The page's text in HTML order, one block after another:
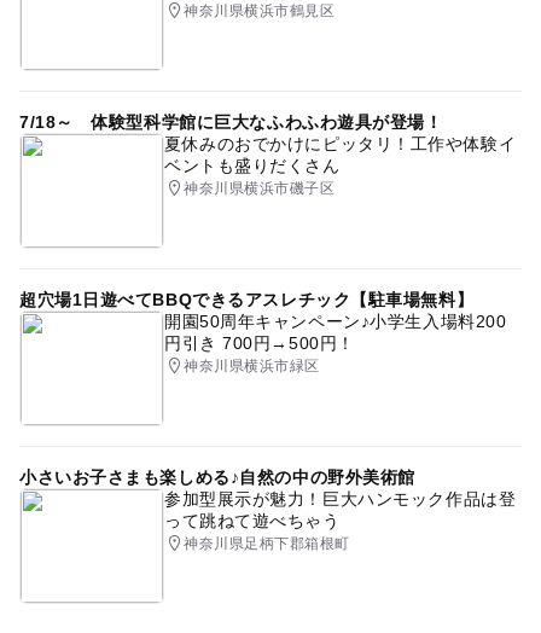
神奈川県横浜市鶴見区
7/18～ 体験型科学館に巨大なふわふわ遊具が登場！
夏休みのおでかけにピッタリ！工作や体験イ
ベントも盛りだくさん
神奈川県横浜市磯子区
超穴場1日遊べてBBQできるアスレチック【駐車場無料】
開園50周年キャンペーン♪小学生入場料200
円引き 700円→500円！
神奈川県横浜市緑区
小さいお子さまも楽しめる♪自然の中の野外美術館
参加型展示が魅力！巨大ハンモック作品は登
って跳ねて遊べちゃう
神奈川県足柄下郡箱根町